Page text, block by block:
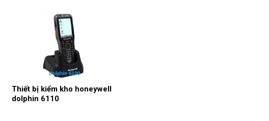
Thiết bị kiểm kho honeywell
dolphin 6110